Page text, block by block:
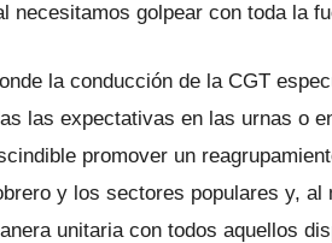
necesitamos golpear con toda la
la conducción de la CGT
las expectativas en las urnas o
promover un
y los sectores populares y,
unitaria con todos aquellos